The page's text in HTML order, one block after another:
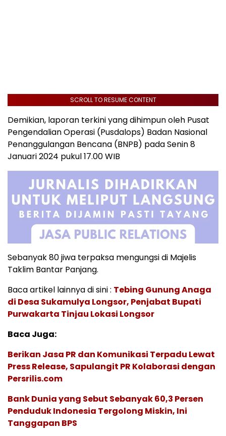
SCROLL TO RESUME CONTENT
Demikian, laporan terkini yang dihimpun oleh Pusat
Pengendalian Operasi (Pusdalops) Badan Nasional
Penanggulangan Bencana (BNPB) pada Senin 8
Januari 2024 pukul 17.00 WIB
Sebanyak 80 jiwa terpaksa mengungsi di Majelis
Taklim Bantar Panjang.
Baca artikel lainnya di sini : Tebing Gunung Anaga
di Desa Sukamulya Longsor, Penjabat Bupati
Purwakarta Tinjau Lokasi Longsor
Baca Juga:
Berikan Jasa PR dan Komunikasi Terpadu Lewat
Press Release, Sapulangit PR Kolaborasi dengan
Persrilis.com
Bank Dunia yang Sebut Sebanyak 60,3 Persen
Penduduk Indonesia Tergolong Miskin, Ini
Tanggapan BPS